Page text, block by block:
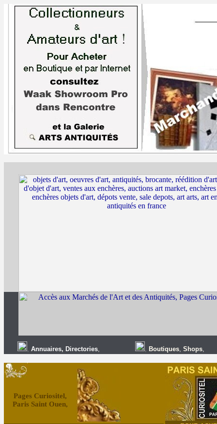
, Annuaires, Directories, , Boutiques, Shops,
Pages Curiositel,
Paris Saint Ouen,